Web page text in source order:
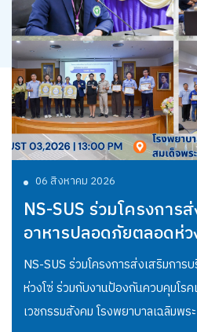
06 สิงหาคม 2026
NS-SUS ร่วมโครงการ
อาหารปลอดภัยตลอดห่ว
NS-SUS ร่วมโครงการส่งเสริมกา
ห่วงโซ่ ร่วมกับงานป้องกันควบคุมโร
เวชกรรมสังคม โรงพยาบาลเฉลิมพ